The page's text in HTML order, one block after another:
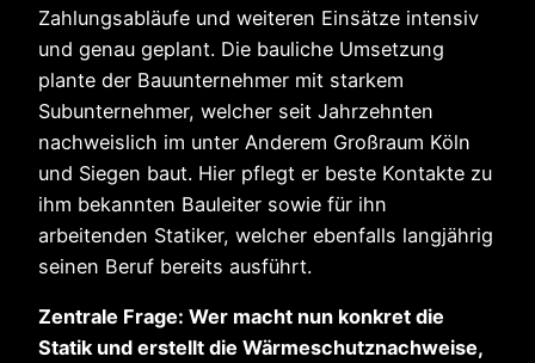
Zahlungsabläufe und weiteren Einsätze intensiv
und genau geplant. Die bauliche Umsetzung
plante der Bauunternehmer mit starkem
Subunternehmer, welcher seit Jahrzehnten
nachweislich im unter Anderem Großraum Köln
und Siegen baut. Hier pflegt er beste Kontakte zu
ihm bekannten Bauleiter sowie für ihn
arbeitenden Statiker, welcher ebenfalls langjährig
seinen Beruf bereits ausführt.
Zentrale Frage: Wer macht nun konkret die
Statik und erstellt die Wärmeschutznachweise,